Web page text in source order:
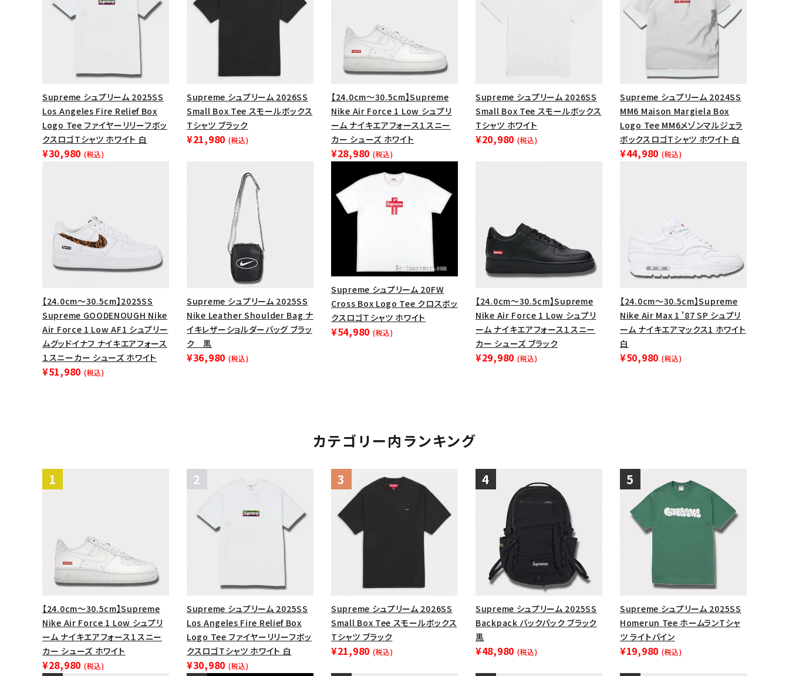
Supreme シュプリーム 2025SS
Los Angeles Fire Relief Box
Logo Tee ファイヤーリリーフボッ
クスロゴTシャツ ホワイト 白
¥30,980 (税込)
Supreme シュプリーム 2026SS
Small Box Tee スモールボックス
Tシャツ ブラック
¥21,980 (税込)
【24.0cm～30.5cm】Supreme
Nike Air Force 1 Low シュプリ
ーム ナイキエアフォース１スニー
カー シューズ ホワイト
¥28,980 (税込)
Supreme シュプリーム 2026SS
Small Box Tee スモールボックス
Tシャツ ホワイト
¥20,980 (税込)
Supreme シュプリーム 2024SS
MM6 Maison Margiela Box
Logo Tee MM6メゾンマルジェラ
ボックスロゴTシャツ ホワイト 白
¥44,980 (税込)
【24.0cm～30.5cm】2025SS
Supreme GOODENOUGH Nike
Air Force 1 Low AF1 シュプリー
ムグッドイナフ ナイキエアフォース
１スニーカー シューズ ホワイト
¥51,980 (税込)
Supreme シュプリーム 2025SS
Nike Leather Shoulder Bag ナ
イキレザーショルダーバッグ ブラッ
ク 黒
¥36,980 (税込)
Supreme シュプリーム 20FW
Cross Box Logo Tee クロスボッ
クスロゴＴシャツ ホワイト
¥54,980 (税込)
【24.0cm～30.5cm】Supreme
Nike Air Force 1 Low シュプリ
ーム ナイキエアフォース１スニー
カー シューズ ブラック
¥29,980 (税込)
【24.0cm～30.5cm】Supreme
Nike Air Max 1 '87 SP シュプリ
ーム ナイキエアマックス1 ホワイト
白
¥50,980 (税込)
カテゴリー内ランキング
【24.0cm～30.5cm】Supreme
Nike Air Force 1 Low シュプリ
ーム ナイキエアフォース１スニー
カー シューズ ホワイト
¥28,980 (税込)
Supreme シュプリーム 2025SS
Los Angeles Fire Relief Box
Logo Tee ファイヤーリリーフボッ
クスロゴTシャツ ホワイト 白
¥30,980 (税込)
Supreme シュプリーム 2026SS
Small Box Tee スモールボックス
Tシャツ ブラック
¥21,980 (税込)
Supreme シュプリーム 2025SS
Backpack バックパック ブラック
黒
¥48,980 (税込)
Supreme シュプリーム 2025SS
Homerun Tee ホームランTシャ
ツ ライトパイン
¥19,980 (税込)